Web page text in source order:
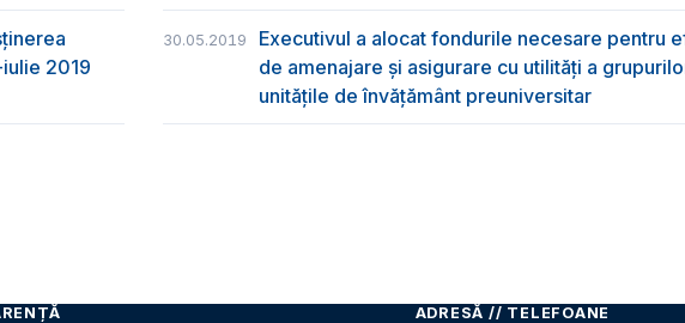
2019
30.05.2019
Executivul a alocat fondurile necesare pentru
de amenajare și asigurare cu utilități a
unitățile de învățământ preuniversitar
ADRESĂ // TELEFOANE